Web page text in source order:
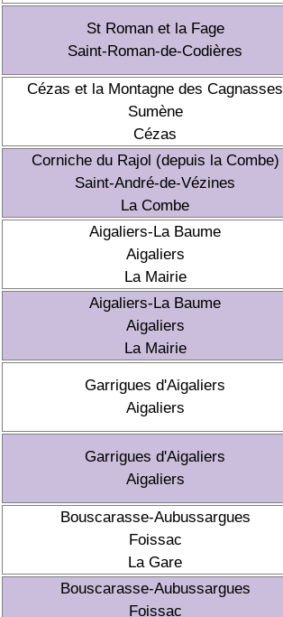
St Roman et la Fage
Saint-Roman-de-Codières
Cézas et la Montagne des Cagnasses
Sumène
Cézas
Corniche du Rajol (depuis la Combe)
Saint-André-de-Vézines
La Combe
Aigaliers-La Baume
Aigaliers
La Mairie
Aigaliers-La Baume
Aigaliers
La Mairie
Garrigues d'Aigaliers
Aigaliers
Garrigues d'Aigaliers
Aigaliers
Bouscarasse-Aubussargues
Foissac
La Gare
Bouscarasse-Aubussargues
Foissac